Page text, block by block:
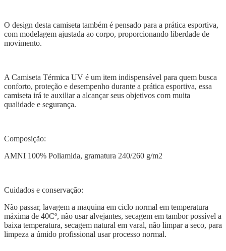
O design desta camiseta também é pensado para a prática esportiva,
com modelagem ajustada ao corpo, proporcionando liberdade de
movimento.
A Camiseta Térmica UV é um item indispensável para quem busca
conforto, proteção e desempenho durante a prática esportiva, essa
camiseta irá te auxiliar a alcançar seus objetivos com muita
qualidade e segurança.
Composição:
AMNI 100% Poliamida, gramatura 240/260 g/m2
Cuidados e conservação:
Não passar, lavagem a maquina em ciclo normal em temperatura
máxima de 40Cº, não usar alvejantes, secagem em tambor possível a
baixa temperatura, secagem natural em varal, não limpar a seco, para
limpeza a úmido profissional usar processo normal.